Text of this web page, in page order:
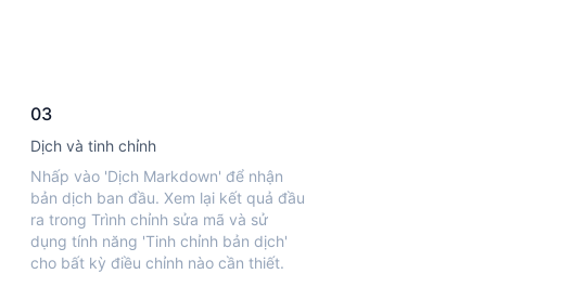
03
Dịch và tinh chỉnh
Nhấp vào 'Dịch Markdown' để nhận
bản dịch ban đầu. Xem lại kết quả đầu
ra trong Trình chỉnh sửa mã và sử
dụng tính năng 'Tinh chỉnh bản dịch'
cho bất kỳ điều chỉnh nào cần thiết.